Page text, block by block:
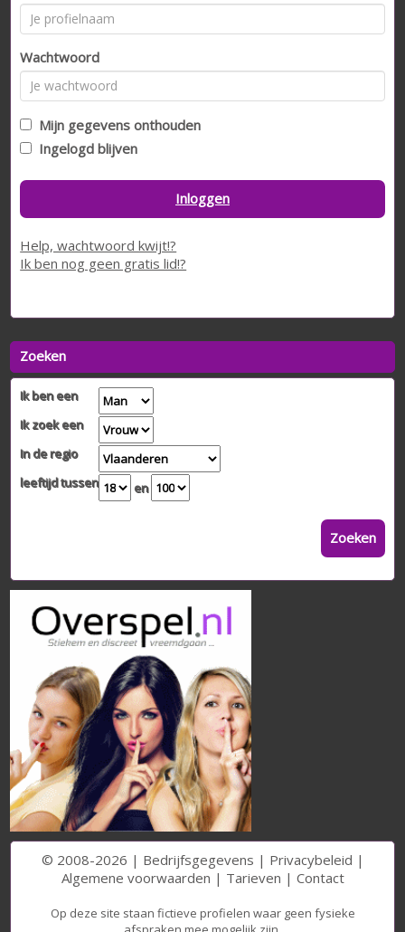
Wachtwoord
Mijn gegevens onthouden
Ingelogd blijven
Inloggen
Help, wachtwoord kwijt!?
Ik ben nog geen gratis lid!?
Zoeken
Ik ben een
Ik zoek een
In de regio
leeftijd tussen
en
Zoeken
© 2008-2026 | Bedrijfsgegevens | Privacybeleid |
Algemene voorwaarden | Tarieven | Contact
Op deze site staan fictieve profielen waar geen fysieke